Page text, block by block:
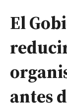
El
antes